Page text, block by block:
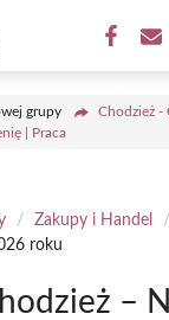
grupy
Chodzież -
| Praca
/ Zakupy i Handel /
roku
–